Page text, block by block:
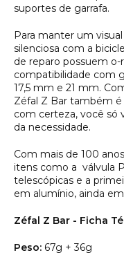
suportes de garrafa.
Para manter um
silenciosa com a
de reparo possuem o-
compatibilidade com
17,5 mm e 21 mm.
Zéfal Z Bar também
com certeza, você só
da necessidade.
Com mais de 100
itens como a válvula
telescópicas e a
em alumínio, ainda em
Zéfal Z Bar - Ficha
Peso: 67g + 36g